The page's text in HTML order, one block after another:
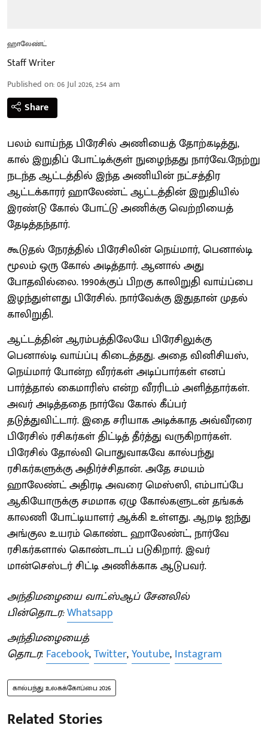
ஹாலேண்ட்
Staff Writer
Published on:06 Jul 2026, 2:54 am
Share
பலம் வாய்ந்த பிரேசில் அணியைத் தோற்கடித்து,
கால் இறுதிப் போட்டிக்குள் நுழைந்தது நார்வே.நேற்று
நடந்த ஆட்டத்தில் இந்த அணியின் நட்சத்திர
ஆட்டக்காரர் ஹாலேண்ட் ஆட்டத்தின் இறுதியில்
இரண்டு கோல் போட்டு அணிக்கு வெற்றியைத்
தேடித்தந்தார்.
கூடுதல் நேரத்தில் பிரேசிலின் நெய்மார், பெனால்டி
மூலம் ஒரு கோல் அடித்தார். ஆனால் அது
போதவில்லை. 1990க்குப் பிறகு காலிறுதி வாய்ப்பை
இழந்துள்ளது பிரேசில். நார்வேக்கு இதுதான் முதல்
காலிறுதி.
ஆட்டத்தின் ஆரம்பத்திலேயே பிரேசிலுக்கு
பெனால்டி வாய்ப்பு கிடைத்தது. அதை வினிசியஸ்,
நெய்மார் போன்ற வீரர்கள் அடிப்பார்கள் எனப்
பார்த்தால் கைமாரிஸ் என்ற வீரரிடம் அளித்தார்கள்.
அவர் அடித்ததை நார்வே கோல் கீப்பர்
தடுத்துவிட்டார். இதை சரியாக அடிக்காத அவ்வீரரை
பிரேசில் ரசிகர்கள் திட்டித் தீர்த்து வருகிறார்கள்.
பிரேசில் தோல்வி பொதுவாகவே கால்பந்து
ரசிகர்களுக்கு அதிர்ச்சிதான். அதே சமயம்
ஹாலேண்ட் அதிரடி அவரை மெஸ்ஸி, எம்பாப்பே
ஆகியோருக்கு சமமாக ஏழு கோல்களுடன் தங்கக்
காலணி போட்டியாளர் ஆக்கி உள்ளது. ஆறடி ஐந்து
அங்குல உயரம் கொண்ட ஹாலேண்ட், நார்வே
ரசிகர்களால் கொண்டாடப் படுகிறார். இவர்
மான்செஸ்டர் சிட்டி அணிக்காக ஆடுபவர்.
அந்திமழையை வாட்ஸ்ஆப் சேனலில்
பின்தொடர:Whatsapp
அந்திமழையைத்
தொடர: Facebook,Twitter,Youtube, Instagram
கால்பந்து உலகக்கோப்பை 2026
Related Stories